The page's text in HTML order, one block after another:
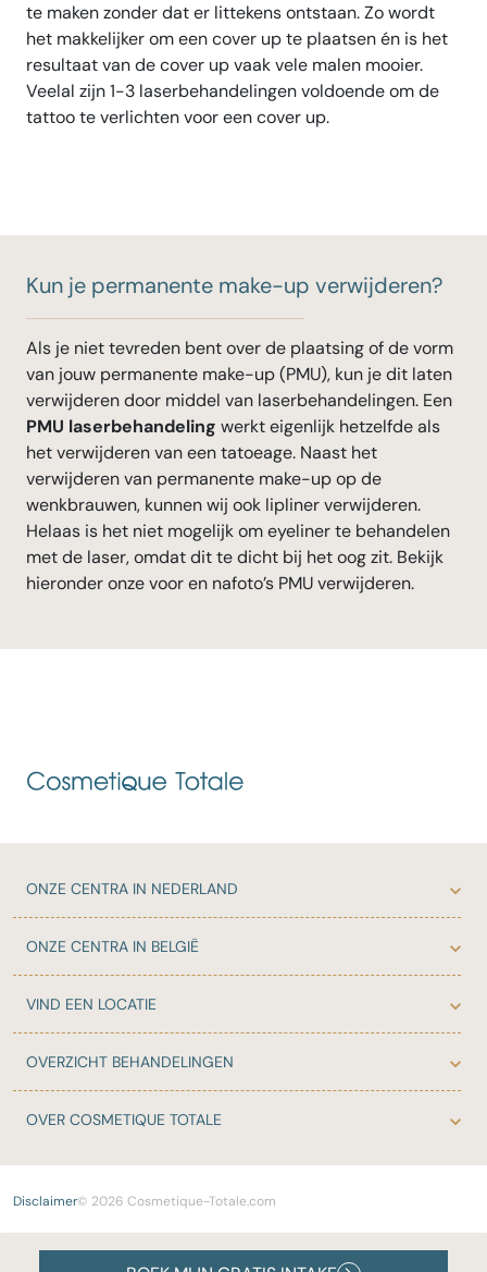
te maken zonder dat er littekens ontstaan. Zo wordt
het makkelijker om een cover up te plaatsen én is het
resultaat van de cover up vaak vele malen mooier.
Veelal zijn 1-3 laserbehandelingen voldoende om de
tattoo te verlichten voor een cover up.
Kun je permanente make-up verwijderen?
Als je niet tevreden bent over de plaatsing of de vorm
van jouw permanente make-up (PMU), kun je dit laten
verwijderen door middel van laserbehandelingen. Een
PMU laserbehandeling werkt eigenlijk hetzelfde als
het verwijderen van een tatoeage. Naast het
verwijderen van permanente make-up op de
wenkbrauwen, kunnen wij ook lipliner verwijderen.
Helaas is het niet mogelijk om eyeliner te behandelen
met de laser, omdat dit te dicht bij het oog zit. Bekijk
hieronder onze voor en nafoto’s PMU verwijderen.
ONZE CENTRA IN NEDERLAND
ONZE CENTRA IN BELGIË
VIND EEN LOCATIE
OVERZICHT BEHANDELINGEN
OVER COSMETIQUE TOTALE
Disclaimer© 2026 Cosmetique-Totale.com